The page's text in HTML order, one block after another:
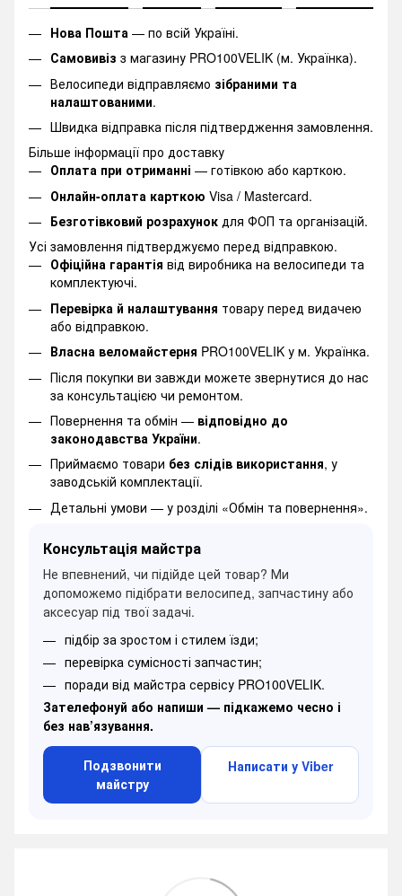
Нова Пошта — по всій Україні.
Самовивіз з магазину PRO100VELIK (м. Українка).
Велосипеди відправляємо зібраними та
налаштованими.
Швидка відправка після підтвердження замовлення.
Більше інформації про доставку
Оплата при отриманні — готівкою або карткою.
Онлайн-оплата карткою Visa / Mastercard.
Безготівковий розрахунок для ФОП та організацій.
Усі замовлення підтверджуємо перед відправкою.
Офіційна гарантія від виробника на велосипеди та
комплектуючі.
Перевірка й налаштування товару перед видачею
або відправкою.
Власна веломайстерня PRO100VELIK у м. Українка.
Після покупки ви завжди можете звернутися до нас
за консультацією чи ремонтом.
Повернення та обмін — відповідно до
законодавства України.
Приймаємо товари без слідів використання, у
заводській комплектації.
Детальні умови — у розділі «Обмін та повернення».
Консультація майстра
Не впевнений, чи підійде цей товар? Ми
допоможемо підібрати велосипед, запчастину або
аксесуар під твої задачі.
підбір за зростом і стилем їзди;
перевірка сумісності запчастин;
поради від майстра сервісу PRO100VELIK.
Зателефонуй або напиши — підкажемо чесно і
без нав’язування.
Подзвонити
майстру
Написати у Viber